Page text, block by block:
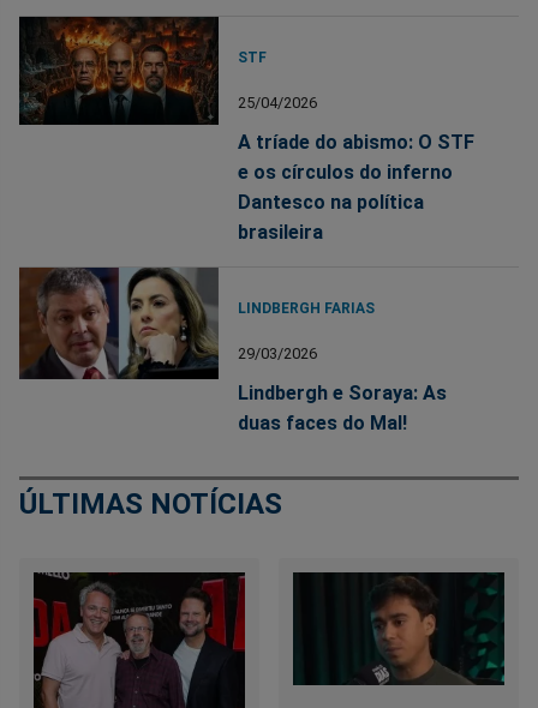
STF
25/04/2026
A tríade do abismo: O STF
e os círculos do inferno
Dantesco na política
brasileira
LINDBERGH FARIAS
29/03/2026
Lindbergh e Soraya: As
duas faces do Mal!
ÚLTIMAS NOTÍCIAS